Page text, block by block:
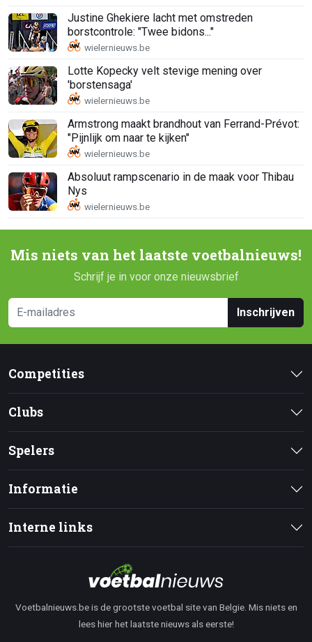
Justine Ghekiere lacht met omstreden
borstcontrole: "Twee bidons..."
Lotte Kopecky velt stevige mening over
'borstensaga'
Armstrong maakt brandhout van Ferrand-Prévot:
"Pijnlijk om naar te kijken"
Absoluut rampscenario in de maak voor Thibau
Nys
Mis niets van het laatste voetbalnieuws!
Schrijf je in voor onze nieuwsbrief
Inschrijven
Competities
Clubs
Spelers
Informatie
Interne links
Voetbalnieuws.be is de grootste voetbal site van Belgie. Mis niets en
lees hier het laatste nieuws als eerste!